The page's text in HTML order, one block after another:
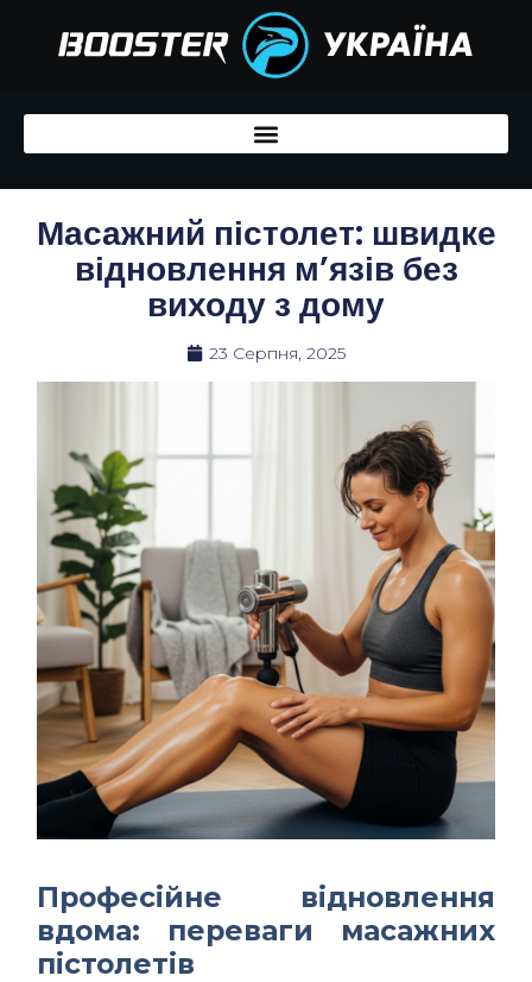
Масажний пістолет: швидке
відновлення м’язів без
виходу з дому
23 Серпня, 2025
Професійне відновлення
вдома: переваги масажних
пістолетів